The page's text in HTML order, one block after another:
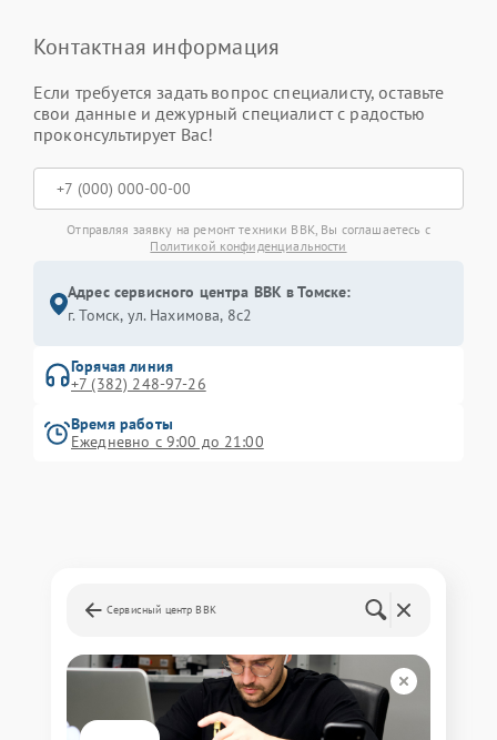
Контактная информация
Если требуется задать вопрос специалисту, оставьте
свои данные и дежурный специалист с радостью
проконсультирует Вас!
Отправляя заявку на ремонт техники BBK, Вы соглашаетесь с
Политикой конфиденциальности
Адрес сервисного центра BBK в Томске:
г. Томск, ул. Нахимова, 8с2
Горячая линия
+7 (382) 248-97-26
Время работы
Ежедневно с 9:00 до 21:00
Сервисный центр BBK